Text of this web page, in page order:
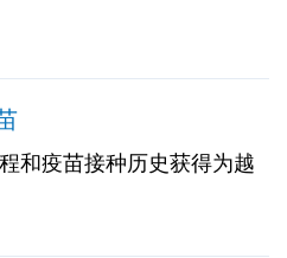
苗包括：• 水痘（水痘）•
• 麻疹-腮腺炎-风疹
（适用于65岁及以上的成
慢性病或免疫功能低下的
和疫苗接种历史获得为越
关疫苗。见下文！